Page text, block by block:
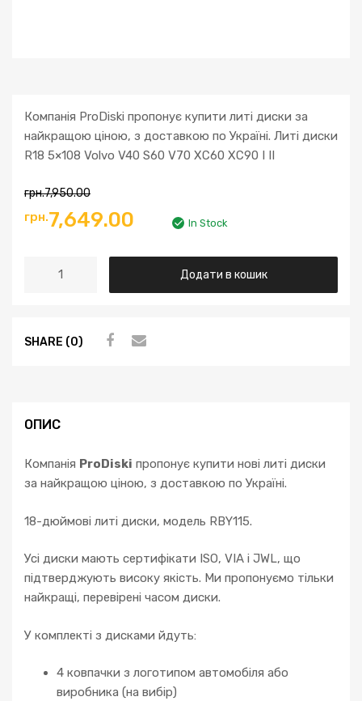
Компанія ProDiski пропонує купити литі диски за
найкращою ціною, з доставкою по Україні. Литі диски
R18 5×108 Volvo V40 S60 V70 XC60 XC90 I II
грн.7,950.00
грн.7,649.00 In Stock
Додати в кошик
SHARE (0)
ОПИС
Компанія ProDiski пропонує купити нові литі диски
за найкращою ціною, з доставкою по Україні.
18-дюймові литі диски, модель RBY115.
Усі диски мають сертифікати ISO, VIA і JWL, що
підтверджують високу якість. Ми пропонуємо тільки
найкращі, перевірені часом диски.
У комплекті з дисками йдуть:
4 ковпачки з логотипом автомобіля або
виробника (на вибір)